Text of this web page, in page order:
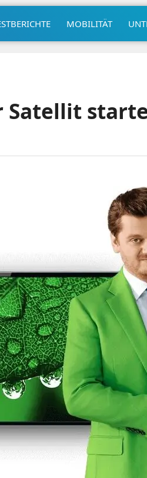
MOBILITÄT
Satellit